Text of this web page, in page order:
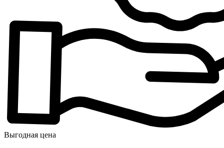
Выгодная цена